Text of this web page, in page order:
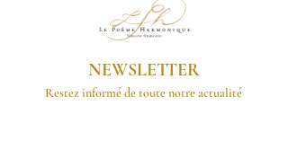
NEWSLETTER
Restez informé de toute notre actualité